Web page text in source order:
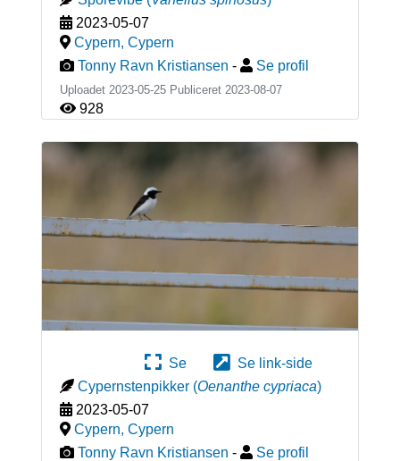
2023-05-07
Cypern, Cypern
Tonny Ravn Kristiansen - Se profil
Uploadet 2023-05-25 Publiceret 2023-08-07
928
Se
Se link-side
Cypernstenpikker (Oenanthe cypriaca)
2023-05-07
Cypern, Cypern
Tonny Ravn Kristiansen - Se profil